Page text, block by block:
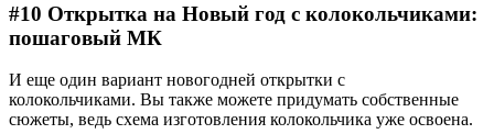
#10 Открытка на Новый год с колокольчиками:
пошаговый МК
И еще один вариант новогодней открытки с
колокольчиками. Вы также можете придумать собственные
сюжеты, ведь схема изготовления колокольчика уже освоена.